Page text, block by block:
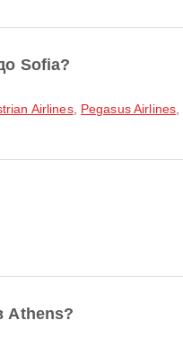
Sofia?
Airlines, Pegasus Airlines
Athens?